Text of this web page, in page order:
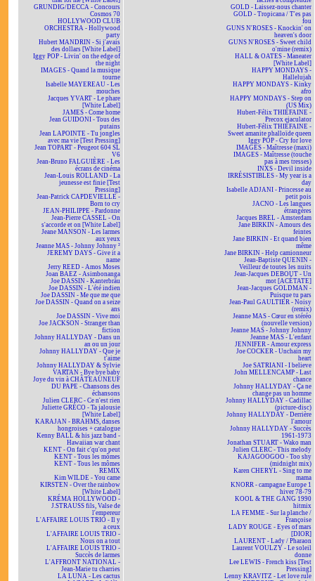
GRUNDIG/DECCA - Concours
Cosmos 70
HOLLYWOOD CLUB
ORCHESTRA - Hollywood
party
Hubert MANDRIN - Si j'avais
des dollars [White Label]
Iggy POP - Livin' on the edge of
the night
IMAGES - Quand la musique
tourne
Isabelle MAYEREAU - Les
mouches
Jacques YVART - Le phare
[White Label]
JAMES - Come home
Jean GUIDONI - Tous des
putains
Jean LAPOINTE - Tu jongles
avec ma vie [Test Pressing]
Jean TOPART - Peugeot 604 SL
V6
Jean-Bruno FALGUIÈRE - Les
écrans de cinéma
Jean-Louis ROLLAND - La
jeunesse est finie [Test
Pressing]
Jean-Patrick CAPDEVIELLE -
Born to cry
JEAN-PHILIPPE - Pardonne
Jean-Pierre CASSEL - On
s'accorde et on [White Label]
Jeane MANSON - Les larmes
aux yeux
Jeanne MAS - Johnny Johnny ²
JEREMY DAYS - Give it a
name
Jerry REED - Amos Moses
Joan BAEZ - Asimbonanga
Joe DASSIN - Kanterbräu
Joe DASSIN - L'été indien
Joe DASSIN - Me que me que
Joe DASSIN - Quand on a seize
ans
Joe DASSIN - Vive moi
Joe JACKSON - Stranger than
fiction
Johnny HALLYDAY - Dans un
an ou un jour
Johnny HALLYDAY - Que je
t'aime
Johnny HALLYDAY & Sylvie
VARTAN - Bye bye baby
Joye du vin à CHÂTEAUNEUF
DU PAPE - Chansons des
échansons
Julien CLERC - Ce n'est rien
Juliette GRÉCO - Ta jalousie
[White Label]
KARAJAN - BRAHMS, danses
hongroises + catalogue
Kenny BALL & his jazz band -
Hawaiian war chant
KENT - On fait c'qu'on peut
KENT - Tous les mômes
KENT - Tous les mômes
REMIX
Kim WILDE - You came
KIRSTEN - Over the rainbow
[White Label]
KRÉMA HOLLYWOOD -
J.STRAUSS fils, Valse de
l'empereur
L'AFFAIRE LOUIS TRIO - Il y
a ceux
L'AFFAIRE LOUIS TRIO -
Nous on a tout
L'AFFAIRE LOUIS TRIO -
Succès de larmes
L'AFFRONT NATIONAL -
Jean-Marie tu charries
LA LUNA - Les cactus
GOLD - Laissez-nous chanter
GOLD - Tropicana / T'es pas
fou
GUNS N'ROSES - Knockin' on
heaven's door
GUNS N'ROSES - Sweet child
o'mine (remix)
HALL & OATES - Maneater
[White Label]
HAPPY MONDAYS -
Hallelujah
HAPPY MONDAYS - Kinky
afro
HAPPY MONDAYS - Step on
(US Mix)
Hubert-Félix THIÉFAINE -
Precox ejaculator
Hubert-Félix THIÉFAINE -
Sweet amanite phalloïde queen
Iggy POP - Cry for love
IMAGES - Maîtresse (maxi)
IMAGES - Maîtresse (touche
pas à mes tresses)
INXS - Devil inside
IRRÉSISTIBLES - My year is a
day
Isabelle ADJANI - Princesse au
petit pois
JACNO - Les langues
étrangères
Jacques BREL - Amsterdam
Jane BIRKIN - Amours des
feintes
Jane BIRKIN - Et quand bien
même
Jane BIRKIN - Help camionneur
Jean-Baptiste QUENIN -
Veilleur de toutes les nuits
Jean-Jacques DEBOUT - Un
mot [ACÉTATE]
Jean-Jacques GOLDMAN -
Puisque tu pars
Jean-Paul GAULTIER - Noisy
(remix)
Jeanne MAS - Cœur en stéréo
(nouvelle version)
Jeanne MAS - Johnny Johnny
Jeanne MAS - L'enfant
JENNIFER - Amour express
Joe COCKER - Unchain my
heart
Joe SATRIANI - I believe
John MELLENCAMP - Last
chance
Johnny HALLYDAY - Ça ne
change pas un homme
Johnny HALLYDAY - Cadillac
(picture-disc)
Johnny HALLYDAY - Derrière
l'amour
Johnny HALLYDAY - Succès
1961-1973
Jonathan STUART - Wako man
Julien CLERC - This melody
KAJAGOOGOO - Too shy
(midnight mix)
Karen CHERYL - Sing to me
mama
KNORR - campagne Europe 1
hiver 78-79
KOOL & THE GANG 1990
hitmix
LA FEMME - Sur la planche /
Françoise
LADY ROUGE - Eyes of mars
[DIOR]
LAURENT - Lady / Pharaon
Laurent VOULZY - Le soleil
donne
Lee LEWIS - French kiss [Test
Pressing]
Lenny KRAVITZ - Let love rule